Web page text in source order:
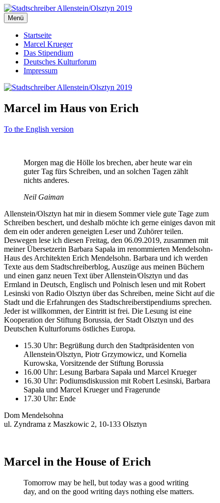
Zum
Inhalt
springen
Stadtschreiber Allenstein/Olsztyn 2019
Der Schriftsteller und Übersetzer Marcel Krueger berichtet aus dem
Herzen Ermlands
Menü
Startseite
Marcel Krueger
Das Stipendium
Deutsches Kulturforum
Impressum
Marcel im Haus von Erich
To the English version
Morgen mag die Hölle los brechen, aber heute war ein
guter Tag fürs Schreiben, und an solchen Tagen zählt
nichts anderes.
Neil Gaiman
Allenstein/Olsztyn hat mir in diesem Sommer viele gute Tage zum
Schreiben beschert, und deshalb möchte ich gerne einiges davon mit
dem ein oder anderen geneigten Leser und Zuhörer teilen.
Deswegen lese ich diesen Freitag, den 06.09.2019, zusammen mit
meiner Übersetzerin Barbara Sapała im renommierten Mendelsohn-
Haus des Architekten Erich Mendelsohn. Barbara und ich werden
Texte aus dem Stadtschreiberblog, Auszüge aus meinen Büchern
und einen ganz neuen Text über Allenstein/Olsztyn und das
Ermland in Deutsch, Englisch und Polnisch lesen und mit Robert
Lesinski von Radio Olsztyn über das Schreiben, meine Sicht auf die
Stadt und die Erfahrungen des Stadtschreiberstipendiums sprechen.
Jeder ist willkommen, der Eintritt ist frei. Die Lesung ist eine
Kooperation der Stiftung Borussia, der Stadt Olsztyn und des
Deutschen Kulturforums östliches Europa.
15.30 Uhr: Begrüßung durch den Stadtpräsidenten von
Allenstein/Olsztyn, Piotr Grzymowicz, und Kornelia
Kurowska, Vorsitzende der Stiftung Borussia
16.00 Uhr: Lesung Barbara Sapała und Marcel Krueger
16.30 Uhr: Podiumsdiskussion mit Robert Lesinski, Barbara
Sapała und Marcel Krueger und Fragerunde
17.30 Uhr: Ende
Dom Mendelsohna
ul. Zyndrama z Maszkowic 2, 10-133 Olsztyn
Marcel in the House of Erich
Tomorrow may be hell, but today was a good writing
day, and on the good writing days nothing else matters.